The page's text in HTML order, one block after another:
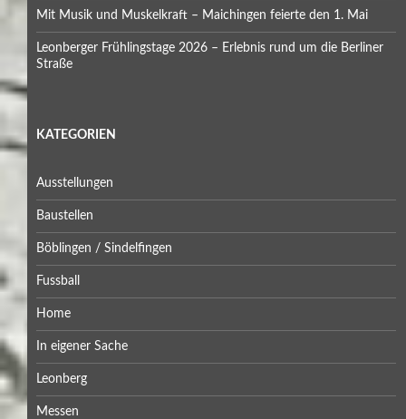
Mit Musik und Muskelkraft – Maichingen feierte den 1. Mai
Leonberger Frühlingstage 2026 – Erlebnis rund um die Berliner
Straße
KATEGORIEN
Ausstellungen
Baustellen
Böblingen / Sindelfingen
Fussball
Home
In eigener Sache
Leonberg
Messen